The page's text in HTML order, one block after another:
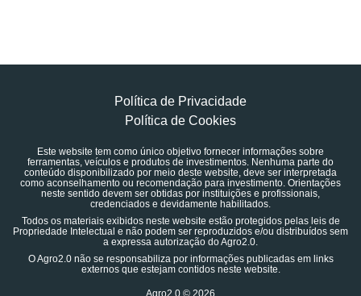
Política de Privacidade
Política de Cookies
Este website tem como único objetivo fornecer informações sobre
ferramentas, veículos e produtos de investimentos. Nenhuma parte do
conteúdo disponibilizado por meio deste website, deve ser interpretada
como aconselhamento ou recomendação para investimento. Orientações
neste sentido devem ser obtidas por instituições e profissionais,
credenciados e devidamente habilitados.
Todos os materiais exibidos neste website estão protegidos pelas leis de
Propriedade Intelectual e não podem ser reproduzidos e/ou distribuídos sem
a expressa autorização do Agro2.0.
O Agro2.0 não se responsabiliza por informações publicadas em links
externos que estejam contidos neste website.